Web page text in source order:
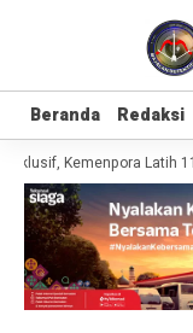
Beranda Redaksi
Beranda Redaksi
Kemenpora Latih